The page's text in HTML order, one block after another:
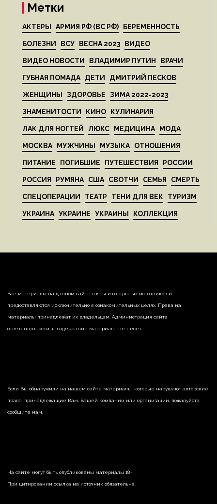
Метки
АКТЕРЫ АРМИЯ РФ (ВС РФ) БЕРЕМЕННОСТЬ
БОЛЕЗНИ ВСУ ВЕСНА 2023 ВИДЕО
ВИДЕО НОВОСТИ ВЛАДИМИР ПУТИН ВРАЧИ
ГУБНАЯ ПОМАДА ДЕТИ ДМИТРИЙ ПЕСКОВ
ЖЕНЩИНЫ ЗДОРОВЬЕ ЗИМА 2022-2023
ЗНАМЕНИТОСТИ КИНО КУЛИНАРИЯ
ЛАК ДЛЯ НОГТЕЙ ЛЮКС МЕДИЦИНА МОДА
МОСКВА МУЖЧИНЫ МУЗЫКА ОТНОШЕНИЯ
ПИТАНИЕ ПОГИБШИЕ ПУТЕШЕСТВИЯ РОССИИ
РОССИЯ РУМЯНА США СВОТЧИ СЕМЬЯ СМЕРТЬ
СПЕЦОПЕРАЦИИ ТЕАТР ТЕНИ ДЛЯ ВЕК ТУРИЗМ
УКРАИНА УКРАИНЕ УКРАИНЫ КОЛЛЕКЦИЯ
Все материалы на данном сайте взяты из открытых источников и
предоставляются исключительно в ознакомительных целях. Права на
материалы принадлежат их владельцам. Администрация сайта
ответственности за содержание материала не несет.
Если Вы обнаружили на нашем сайте материалы, которые нарушают авторские
права, принадлежащие Вам, Вашей компании или организации, пожалуйста,
сообщите нам.
На сайте могут быть опубликованы материалы 18+!
При цитировании ссылка на источник обязательна.